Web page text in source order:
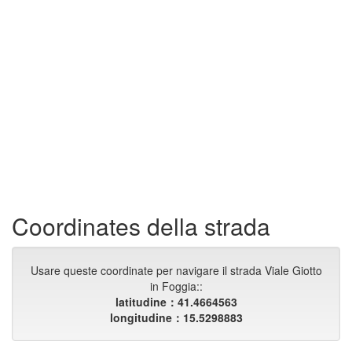
Coordinates della strada
Usare queste coordinate per navigare il strada Viale Giotto
in Foggia::
latitudine：41.4664563
longitudine：15.5298883